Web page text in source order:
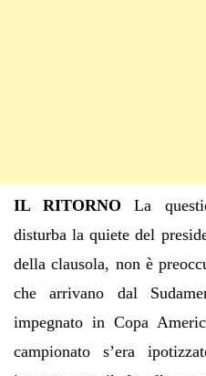
IL RITORNO La
disturba la quiete del
della clausola, non è
che arrivano dal
impegnato in Copa
campionato s’era